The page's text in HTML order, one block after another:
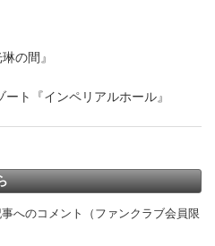
の間』
ト『インペリアルホール』
へのコメント（ファンクラブ会員限